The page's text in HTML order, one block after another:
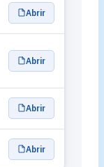
Abrir
Abrir
Abrir
Abrir